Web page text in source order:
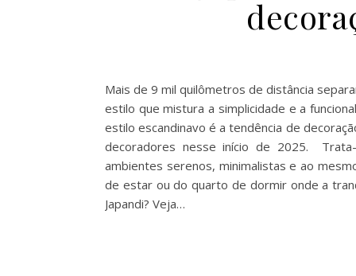
Mais de 9 mil quilômetros de distância
estilo que mistura a simplicidade e a
estilo escandinavo é a tendência de
decoradores nesse início de 2025.
ambientes serenos, minimalistas e ao
de estar ou do quarto de dormir onde a
Japandi? Veja…